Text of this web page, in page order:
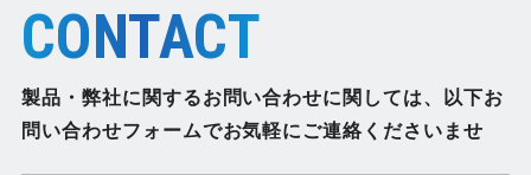
CONTACT
製品・弊社に関するお問い合わせに関しては、
以下お
問い合わせフォームでお気軽にご連絡くださいませ